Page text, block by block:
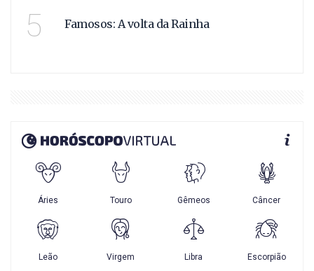
5 Famosos: A volta da Rainha